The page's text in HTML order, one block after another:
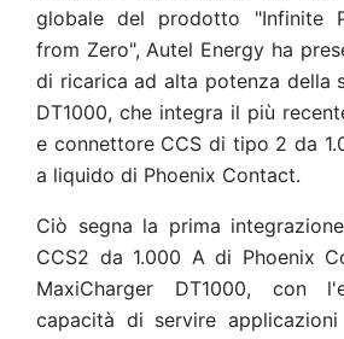
globale del prodotto "Infinite
from Zero", Autel Energy ha
di ricarica ad alta potenza della
DT1000, che integra il più
e connettore CCS di tipo 2 da
a liquido di Phoenix Contact.
Ciò segna la prima
CCS2 da 1.000 A di Phoenix
MaxiCharger DT1000, con
capacità di servire